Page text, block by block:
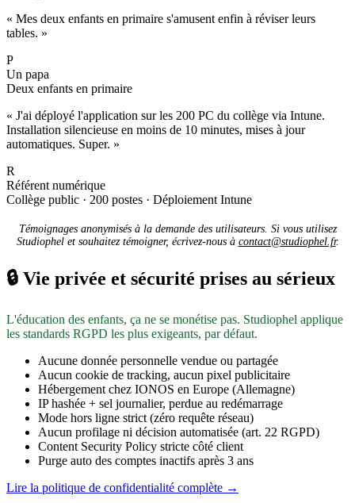
« Mes deux enfants en primaire s'amusent enfin à réviser leurs
tables. »
P
Un papa
Deux enfants en primaire
« J'ai déployé l'application sur les 200 PC du collège via Intune.
Installation silencieuse en moins de 10 minutes, mises à jour
automatiques. Super. »
R
Référent numérique
Collège public · 200 postes · Déploiement Intune
Témoignages anonymisés à la demande des utilisateurs. Si vous utilisez
Studiophel et souhaitez témoigner, écrivez-nous à contact@studiophel.fr.
🔒 Vie privée et sécurité prises au sérieux
L'éducation des enfants, ça ne se monétise pas. Studiophel applique
les standards RGPD les plus exigeants, par défaut.
Aucune donnée personnelle vendue ou partagée
Aucun cookie de tracking, aucun pixel publicitaire
Hébergement chez IONOS en Europe (Allemagne)
IP hashée + sel journalier, perdue au redémarrage
Mode hors ligne strict (zéro requête réseau)
Aucun profilage ni décision automatisée (art. 22 RGPD)
Content Security Policy stricte côté client
Purge auto des comptes inactifs après 3 ans
Lire la politique de confidentialité complète →